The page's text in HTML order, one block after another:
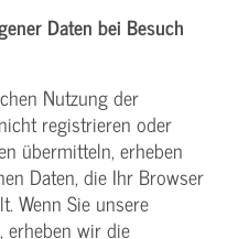
Daten bei Besuch
Nutzung der
registrieren oder
übermitteln, erheben
Daten, die Ihr Browser
Wenn Sie unsere
erheben wir die